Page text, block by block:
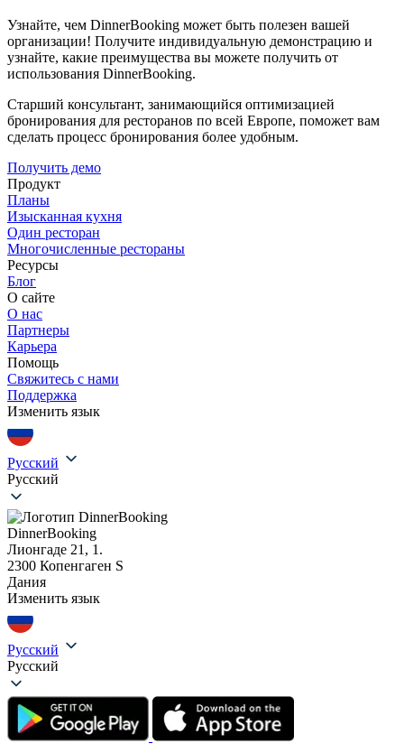
Узнайте, чем DinnerBooking может быть полезен вашей
организации! Получите индивидуальную демонстрацию и
узнайте, какие преимущества вы можете получить от
использования DinnerBooking.
Старший консультант, занимающийся оптимизацией
бронирования для ресторанов по всей Европе, поможет вам
сделать процесс бронирования более удобным.
Получить демо
Продукт
Планы
Изысканная кухня
Один ресторан
Многочисленные рестораны
Ресурсы
Блог
О сайте
О нас
Партнеры
Карьера
Помощь
Свяжитесь с нами
Поддержка
Изменить язык
Русский
Русский
DinnerBooking
Лионгаде 21, 1.
2300 Копенгаген S
Дания
Изменить язык
Русский
Русский